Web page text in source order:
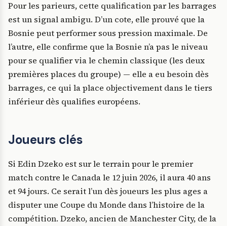
Pour les parieurs, cette qualification par les barrages
est un signal ambigu. D’un cote, elle prouvé que la
Bosnie peut performer sous pression maximale. De
l’autre, elle confirme que la Bosnie n’a pas le niveau
pour se qualifier via le chemin classique (les deux
premières places du groupe) — elle a eu besoin dès
barrages, ce qui la place objectivement dans le tiers
inférieur dès qualifies européens.
Joueurs clés
Si Edin Dzeko est sur le terrain pour le premier
match contre le Canada le 12 juin 2026, il aura 40 ans
et 94 jours. Ce serait l’un dès joueurs les plus ages a
disputer une Coupe du Monde dans l’histoire de la
compétition. Dzeko, ancien de Manchester City, de la